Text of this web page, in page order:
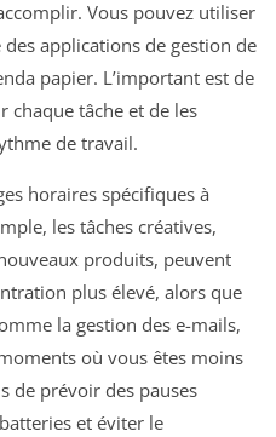
Vous pouvez utiliser
applications de gestion de
papier. L’important est de
chaque tâche et de les
de travail.
horaires spécifiques à
les tâches créatives,
produits, peuvent
plus élevé, alors que
la gestion des e-mails,
où vous êtes moins
de prévoir des pauses
et éviter le